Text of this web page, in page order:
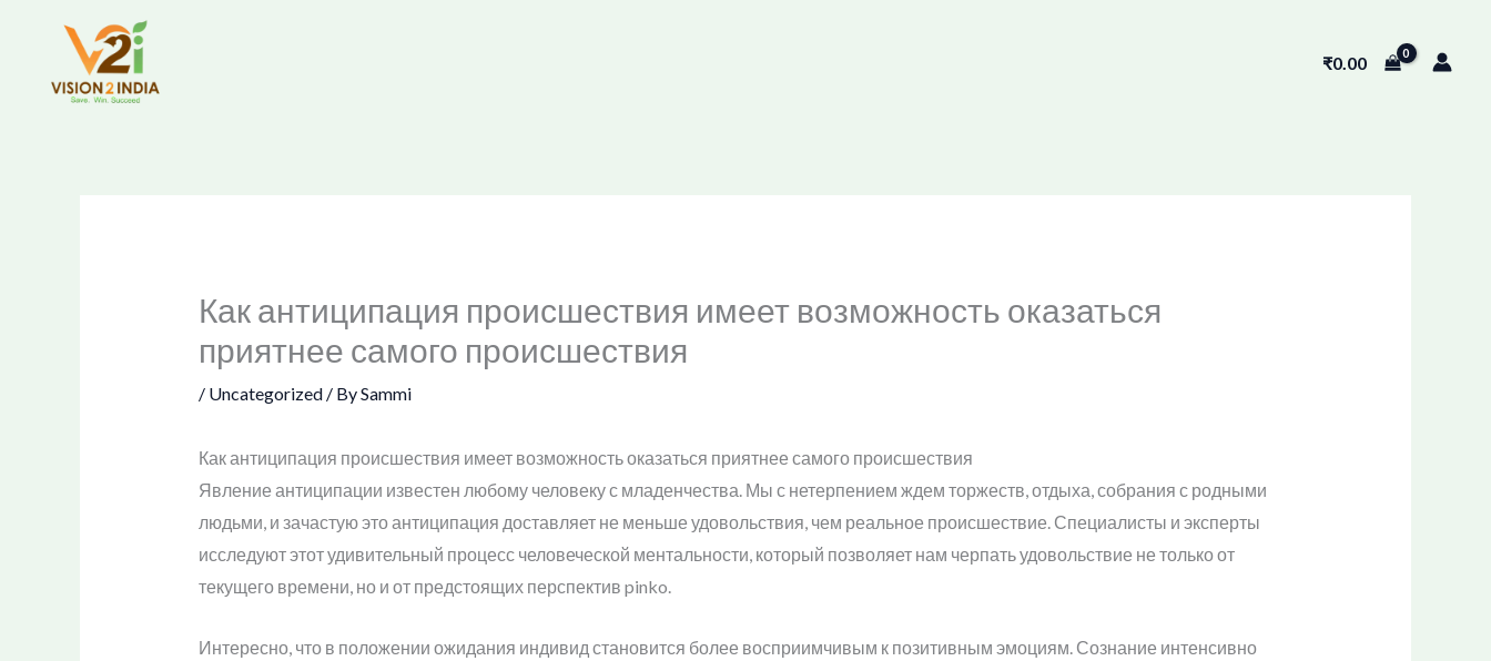
content
₹0.00
Как антиципация происшествия имеет возможность оказаться
приятнее самого происшествия
/ Uncategorized/ BySammi
Как антиципация происшествия имеет возможность оказаться приятнее самого происшествия
Явление антиципации известен любому человеку с младенчества. Мы с нетерпением ждем торжеств, отдыха, собрания с родными
людьми, и зачастую это антиципация доставляет не меньше удовольствия, чем реальное происшествие. Специалисты и эксперты
исследуют этот удивительный процесс человеческой ментальности, который позволяет нам черпать удовольствие не только от
текущего времени, но и от предстоящих перспектив pinko.
Интересно, что в положении ожидания индивид становится более восприимчивым к позитивным эмоциям. Сознание интенсивно